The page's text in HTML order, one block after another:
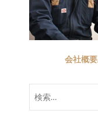
会社概